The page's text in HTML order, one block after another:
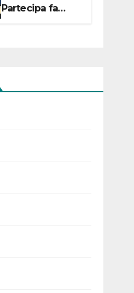
Partecipa fa
centro con due